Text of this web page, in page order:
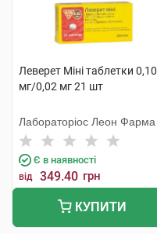
Леверет Міні таблетки 0,10
мг/0,02 мг 21 шт
Лабораторіос Леон Фарма
Є в наявності
від 349.40 грн
КУПИТИ